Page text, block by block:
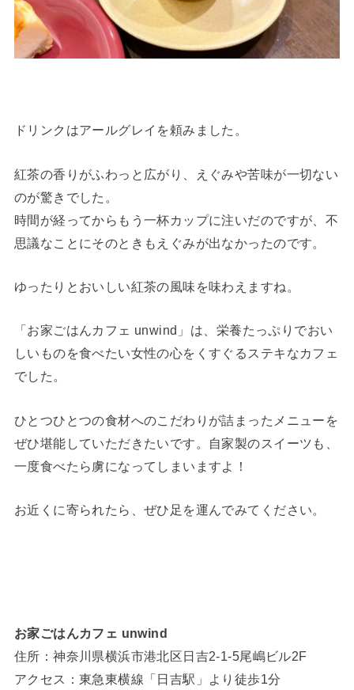
ドリンクはアールグレイを頼みました。
紅茶の香りがふわっと広がり、えぐみや苦味が一切ない
のが驚きでした。
時間が経ってからもう一杯カップに注いだのですが、不
思議なことにそのときもえぐみが出なかったのです。
ゆったりとおいしい紅茶の風味を味わえますね。
「お家ごはんカフェ unwind」は、栄養たっぷりでおい
しいものを食べたい女性の心をくすぐるステキなカフェ
でした。
ひとつひとつの食材へのこだわりが詰まったメニューを
ぜひ堪能していただきたいです。自家製のスイーツも、
一度食べたら虜になってしまいますよ！
お近くに寄られたら、ぜひ足を運んでみてください。
お家ごはんカフェ unwind
住所：神奈川県横浜市港北区日吉2-1-5尾嶋ビル2F
アクセス：東急東横線「日吉駅」より徒歩1分